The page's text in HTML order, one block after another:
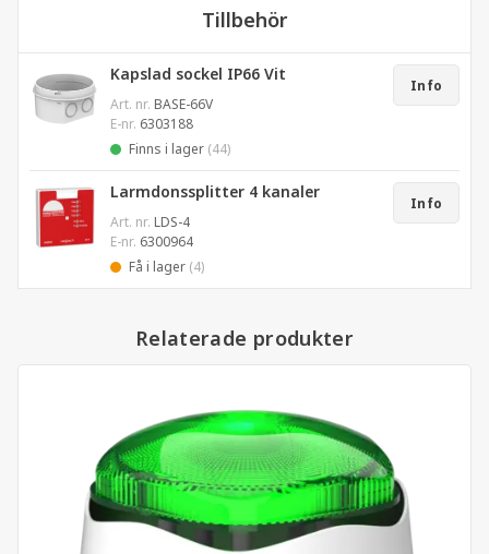
Tillbehör
Kapslad sockel IP66 Vit
Art. nr. BASE-66V
E-nr. 6303188
Finns i lager (44)
Info
Larmdonssplitter 4 kanaler
Art. nr. LDS-4
E-nr. 6300964
Få i lager (4)
Info
Relaterade produkter